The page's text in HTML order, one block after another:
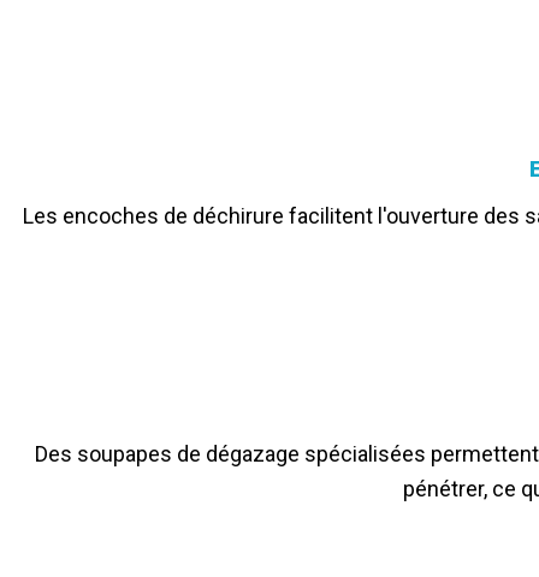
Les encoches de déchirure facilitent l'ouverture des
Des soupapes de dégazage spécialisées
pénétrer, ce